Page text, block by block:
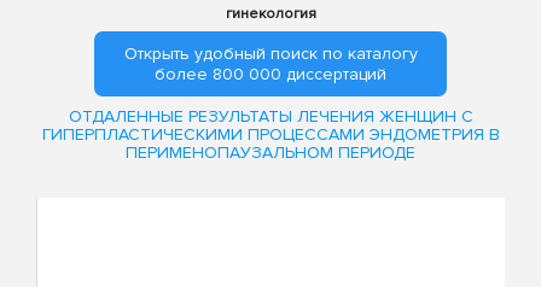
гинекология
Открыть удобный поиск по каталогу
более 800 000 диссертаций
ОТДАЛЕННЫЕ РЕЗУЛЬТАТЫ ЛЕЧЕНИЯ ЖЕНЩИН С
ГИПЕРПЛАСТИЧЕСКИМИ ПРОЦЕССАМИ ЭНДОМЕТРИЯ В
ПЕРИМЕНОПАУЗАЛЬНОМ ПЕРИОДЕ